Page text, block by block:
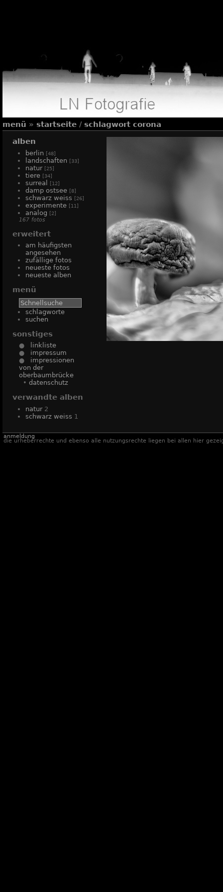
menü » startseite/ schlagwort corona
alben
berlin [48]
landschaften [33]
natur [25]
tiere [34]
surreal [12]
damp ostsee [8]
schwarz weiss [26]
experimente [11]
analog [2]
167 fotos
erweitert
am häufigsten
angesehen
zufällige fotos
neueste fotos
neueste alben
menü
schlagworte
suchen
sonstiges
●linkliste
●impressum
●impressionen
von der
oberbaumbrücke
• datenschutz
verwandte alben
natur 2
schwarz weiss 1
anmeldung
die urheberrechte und ebenso alle nutzungsrechte liegen bei allen hier